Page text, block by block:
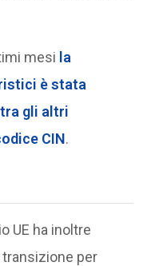
mesi la
è stata
gli altri
CIN.
UE ha inoltre
per